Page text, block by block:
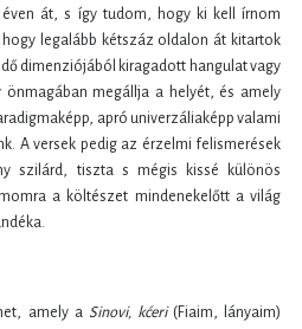
át, s így tudom, hogy ki kell írnom
legalább kétszáz oldalon át kitartok
dimenziójából kiragadott hangulat vagy
önmagában megállja a helyét, és amely
apró univerzáliaképp valami
A versek pedig az érzelmi felismerések
szilárd, tiszta s mégis kissé különös
a költészet mindenekelőtt a világ
amely a Sinovi, kćeri(Fiaim, lányaim)